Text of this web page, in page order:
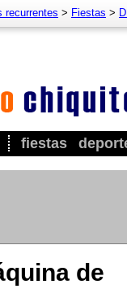
fiestas
recurrentes > Fiestas >
de